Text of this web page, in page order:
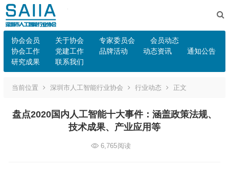
协会会员 关于协会 专家委员会
会员动态
协会工作
党建工作 品牌活动 动态资讯
通知公告
研究成果
联系我们
当前位置 深圳市人工智能行业协会 行业动态 正文
盘点2020国内人工智能十大事件：涵盖政策法规、
技术成果、产业应用等
6,765阅读